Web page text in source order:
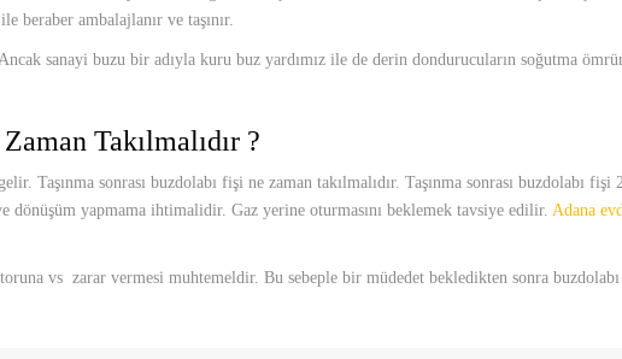
beraber ambalajlanır ve taşınır.
sanayi buzu bir adıyla kuru buz yardımız ile de derin dondurucuların soğutma
Takılmalıdır ?
Taşınma sonrası buzdolabı fişi ne zaman takılmalıdır. Taşınma sonrası buzdolabı
dönüşüm yapmama ihtimalidir. Gaz yerine oturmasını beklemek tavsiye edilir. Adana
vs zarar vermesi muhtemeldir. Bu sebeple bir müdedet bekledikten sonra